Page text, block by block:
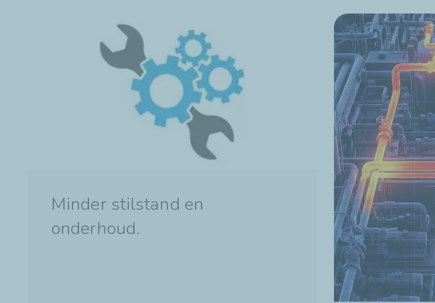
Minder stilstand en
onderhoud.